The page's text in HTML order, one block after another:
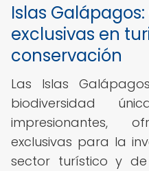
Islas
exclusivas en
conservación
Las Islas
biodiversidad
impresionantes,
exclusivas para la
sector turístico y